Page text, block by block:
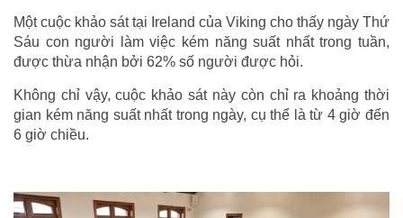
Một cuộc khảo sát tại Ireland của Viking cho thấy ngày Thứ
Sáu con người làm việc kém năng suất nhất trong tuần,
được thừa nhận bởi 62% số người được hỏi.
Không chỉ vậy, cuộc khảo sát này còn chỉ ra khoảng thời
gian kém năng suất nhất trong ngày, cụ thể là từ 4 giờ đến
6 giờ chiều.